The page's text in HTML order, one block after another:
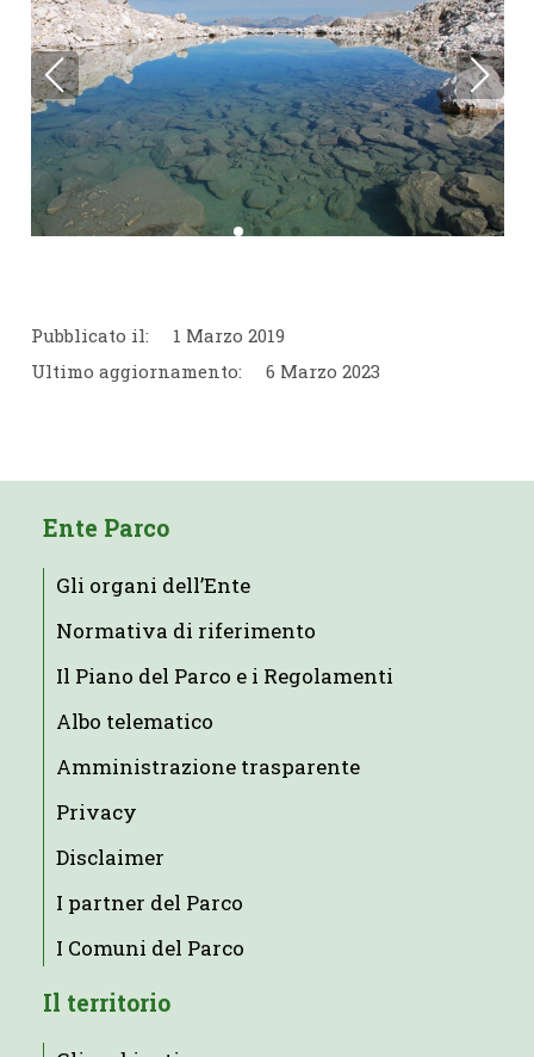
Pubblicato il:
1 Marzo 2019
Ultimo aggiornamento:
6 Marzo 2023
Ente Parco
Gli organi dell’Ente
Normativa di riferimento
Il Piano del Parco e i Regolamenti
Albo telematico
Amministrazione trasparente
Privacy
Disclaimer
I partner del Parco
I Comuni del Parco
Il territorio